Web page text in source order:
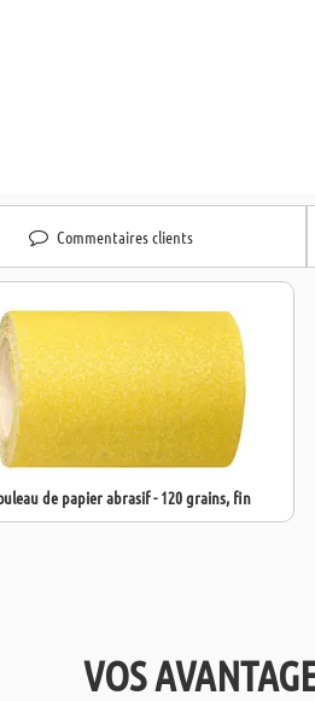
Commentaires clients
de papier abrasif - 120 grains, fin
VOS